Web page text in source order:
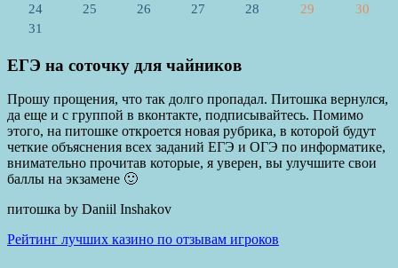
24
25 26 27 28 29
30
31
ЕГЭ на соточку для чайников
Прошу прощения, что так долго пропадал. Питошка вернулся,
да еще и с группой в вконтакте, подписывайтесь. Помимо
этого, на питошке откроется новая рубрика, в которой будут
четкие объяснения всех заданий ЕГЭ и ОГЭ по информатике,
внимательно прочитав которые, я уверен, вы улучшите свои
баллы на экзамене 🙂
питошка by Daniil Inshakov
Рейтинг лучших казино по отзывам игроков